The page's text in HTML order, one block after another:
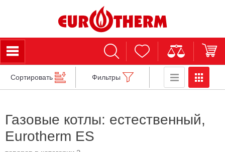
Сортировать Фильтры
Газовые котлы: естественный,
Eurotherm ES